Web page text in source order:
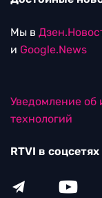
Мы в
и Google.News
Уведомление об
технологий
RTVI в соцсетях